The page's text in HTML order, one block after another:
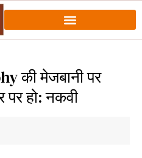
की मेजबानी पर
पर हो: नकवी